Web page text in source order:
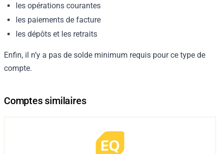
les opérations courantes
les paiements de facture
les dépôts et les retraits
Enfin, il n’y a pas de solde minimum requis pour ce type de
compte.
Comptes similaires